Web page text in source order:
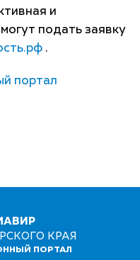
и
подать заявку
.
портал
КРАЯ
ПОРТАЛ